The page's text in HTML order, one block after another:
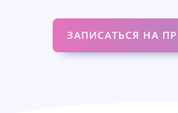
ЗАПИСАТЬСЯ НА